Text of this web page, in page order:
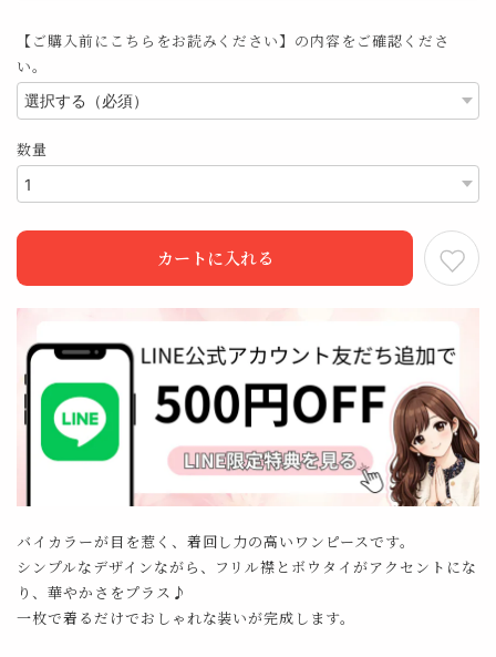
【ご購入前にこちらをお読みください】の内容をご確認くださ
い。
数量
カートに入れる
バイカラーが目を惹く、着回し力の高いワンピースです。
シンプルなデザインながら、フリル襟とボウタイがアクセントにな
り、華やかさをプラス♪
一枚で着るだけでおしゃれな装いが完成します。